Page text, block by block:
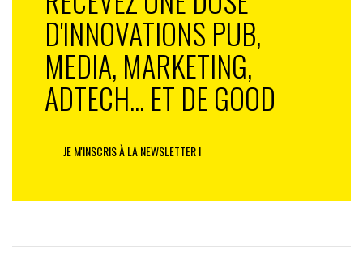
D'INNOVATIONS PUB,
MEDIA, MARKETING,
ADTECH... ET DE GOOD
JE M'INSCRIS À LA NEWSLETTER !